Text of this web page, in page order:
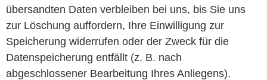
übersandten Daten verbleiben bei uns, bis Sie uns
zur Löschung auffordern, Ihre Einwilligung zur
Speicherung widerrufen oder der Zweck für die
Datenspeicherung entfällt (z. B. nach
abgeschlossener Bearbeitung Ihres Anliegens).